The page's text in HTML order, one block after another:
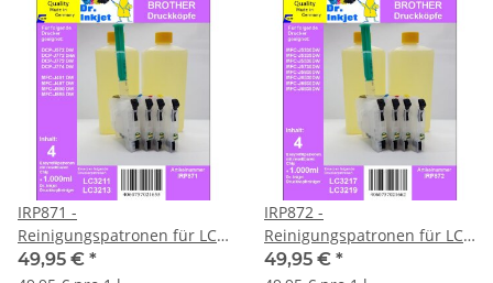
IRP871 -
Reinigungspatronen für LC-
3213/3211 + 1 Liter
49,95 € *
IRP872 -
Reinigungspatronen für LC-
3219 & LC-3217 + 1 Liter
49,95 € *